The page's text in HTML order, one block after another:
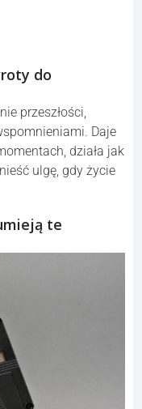
do
przeszłości,
Daje
działa jak
ulgę, gdy życie
te